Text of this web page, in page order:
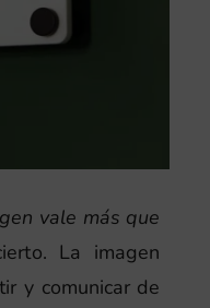
vale más que
La imagen
y comunicar de